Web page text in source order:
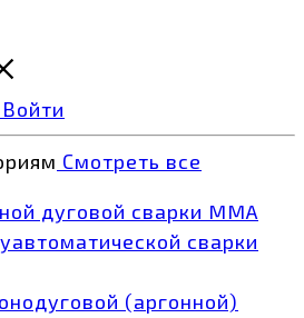
Смотреть все
дуговой сварки MMA
сварки
(аргонной)